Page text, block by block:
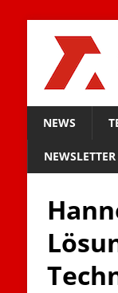
NEWS
NEWSLETTER